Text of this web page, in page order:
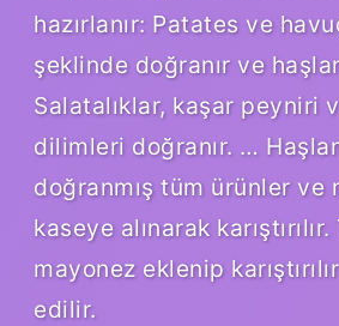
hazırlanır: Patates ve
şeklinde doğranır ve
Salatalıklar, kaşar peyniri
dilimleri doğranır. …
doğranmış tüm ürünler ve
kaseye alınarak
mayonez eklenip
edilir.